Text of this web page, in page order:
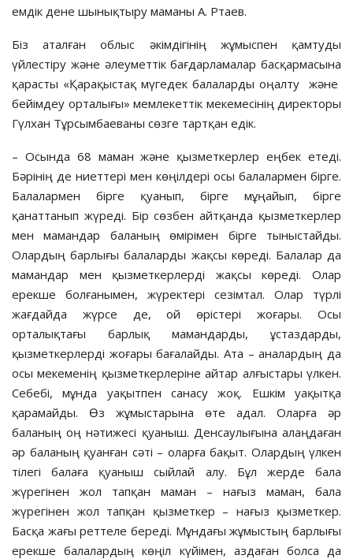
емдік дене шынықтыру маманы А. Ртаев.
Біз аталған облыс әкімдігінің жұмыспен қамтуды
үйлестіру және әлеуметтік бағдарламалар басқармасына
қарасты «Қарақыстақ мүгедек балаларды оңалту және
бейімдеу орталығы» мемлекеттік мекемесінің директоры
Гүлхан Тұрсымбаеваны сөзге тартқан едік.
– Осында 68 маман және қызметкерлер еңбек етеді.
Бәрінің де ниеттері мен көңілдері осы балалармен бірге.
Балалармен бірге қуанып, бірге мұңайып, бірге
қанаттанып жүреді. Бір сөзбен айтқанда қызметкерлер
мен мамандар баланың өмірімен бірге тыныстайды.
Олардың барлығы балаларды жақсы көреді. Балалар да
мамандар мен қызметкерлерді жақсы көреді. Олар
ерекше болғанымен, жүректері сезімтал. Олар түрлі
жағдайда жүрсе де, ой өрістері жоғары. Осы
орталықтағы барлық мамандарды, ұстаздарды,
қызметкерлерді жоғары бағалайды. Ата – аналардың да
осы мекеменің қызметкерлеріне айтар алғыстары үлкен.
Себебі, мұнда уақытпен санасу жоқ. Ешкім уақытқа
қарамайды. Өз жұмыстарына өте адал. Оларға әр
баланың оң нәтижесі қуаныш. Денсаулығына алаңдаған
әр баланың қуанған сәті – оларға бақыт. Олардың үлкен
тілегі балаға қуаныш сыйлай алу. Бұл жерде бала
жүрегінен жол тапқан маман – нағыз маман, бала
жүрегінен жол тапқан қызметкер – нағыз қызметкер.
Басқа жағы реттеле береді. Мұндағы жұмыстың барлығы
ерекше балалардың көңіл күйімен, аздаған болса да